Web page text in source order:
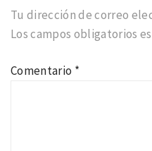
Tu dirección de correo
Los campos obligatorios
Comentario *